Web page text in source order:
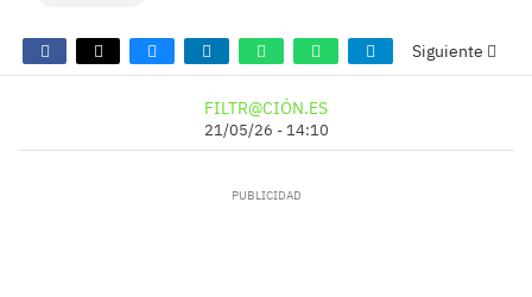
Siguiente
FILTR@CIÓN.ES
21/05/26 - 14:10